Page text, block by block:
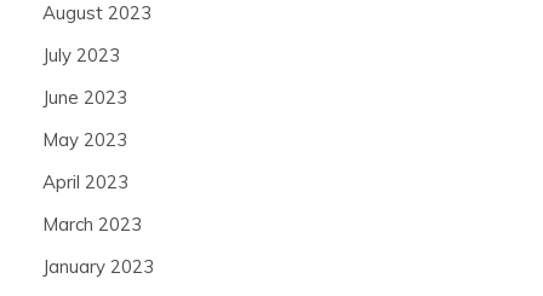
August 2023
July 2023
June 2023
May 2023
April 2023
March 2023
January 2023